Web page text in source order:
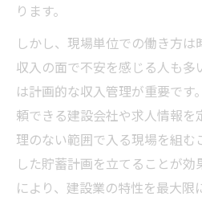
ります。
しかし、現場単位での働き方
収入の面で不安を感じる人も
は計画的な収入管理が重要です
頼できる建設会社や求人情報
理のない範囲で入る現場を組
した貯蓄計画を立てることが
により、建設業の特性を最大限